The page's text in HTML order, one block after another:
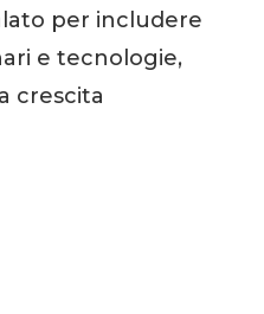
per includere
e tecnologie,
crescita